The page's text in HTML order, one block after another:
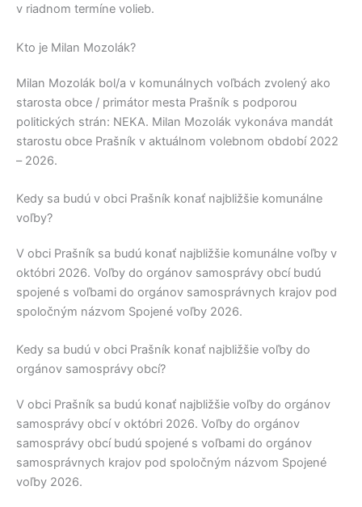
v riadnom termíne volieb.
Kto je Milan Mozolák?
Milan Mozolák bol/a v komunálnych voľbách zvolený ako
starosta obce / primátor mesta Prašník s podporou
politických strán: NEKA. Milan Mozolák vykonáva mandát
starostu obce Prašník v aktuálnom volebnom období 2022
– 2026.
Kedy sa budú v obci Prašník konať najbližšie komunálne
voľby?
V obci Prašník sa budú konať najbližšie komunálne voľby v
októbri 2026. Voľby do orgánov samosprávy obcí budú
spojené s voľbami do orgánov samosprávnych krajov pod
spoločným názvom Spojené voľby 2026.
Kedy sa budú v obci Prašník konať najbližšie voľby do
orgánov samosprávy obcí?
V obci Prašník sa budú konať najbližšie voľby do orgánov
samosprávy obcí v októbri 2026. Voľby do orgánov
samosprávy obcí budú spojené s voľbami do orgánov
samosprávnych krajov pod spoločným názvom Spojené
voľby 2026.